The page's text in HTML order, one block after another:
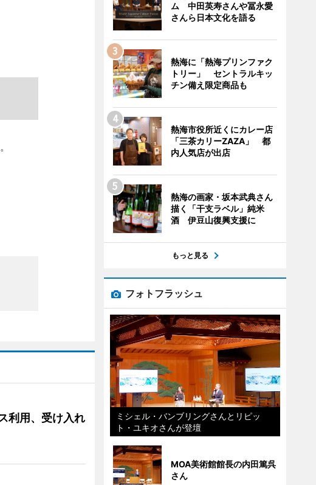
利用、受け入れ
ム 中田英寿さんや冨永愛
さんら日本文化を語る
熱海に「熱海プリンファク
トリー」 セントラルキッ
チン備え限定商品も
熱海市役所近くにカレー店
「三茶カリーZAZA」 都
内人気店が出店
熱海の画家・坂本武典さん
描く「干支ラベル」純米
酒 伊豆山復興支援に
もっと見る
フォトフラッシュ
ミシェル・バンブリングさんとリピッ
ト・ユキオさんが登壇
MOA美術館館長の内田篤呉
さん